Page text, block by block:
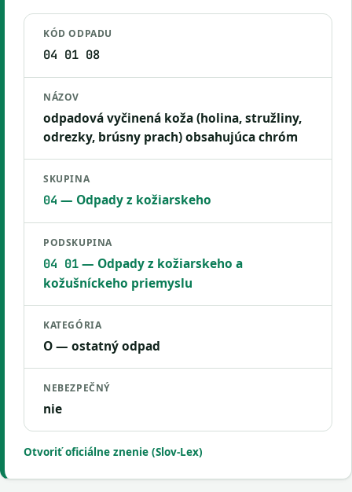
KÓD ODPADU
04 01 08
NÁZOV
odpadová vyčinená koža (holina, stružliny,
odrezky, brúsny prach) obsahujúca chróm
SKUPINA
04 — Odpady z kožiarskeho
PODSKUPINA
04 01— Odpady z kožiarskeho a
kožušníckeho priemyslu
KATEGÓRIA
O — ostatný odpad
NEBEZPEČNÝ
nie
Otvoriť oficiálne znenie (Slov-Lex)